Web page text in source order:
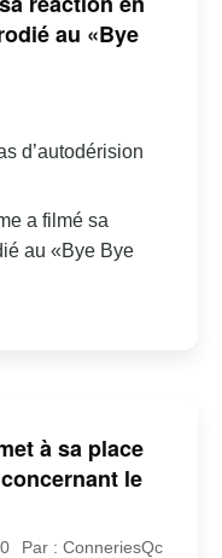
au «Bye
d’autodérision
a filmé sa
au «Bye Bye
à sa place
le
Par : ConneriesQc